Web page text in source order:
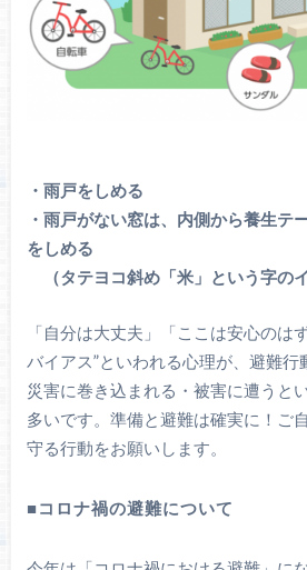
・雨戸をしめる
・雨戸がない窓は、内側から養生テ
をしめる
（タテヨコ斜め「米」という字のイ
「自分は大丈夫」「ここは安心のは
バイアス”といわれる心理が、避難行
災害に巻き込まれる・被害に遭うと
多いです。準備と避難は確実に！ご
守る行動をお願いします。
■コロナ禍の避難について